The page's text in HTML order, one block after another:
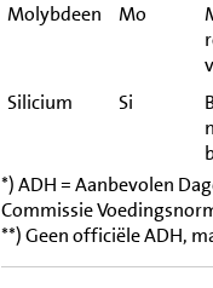
Molybdeen
Mo
Silicium Si
*) ADH = Aanbevolen
Commissie
**) Geen officiële ADH,